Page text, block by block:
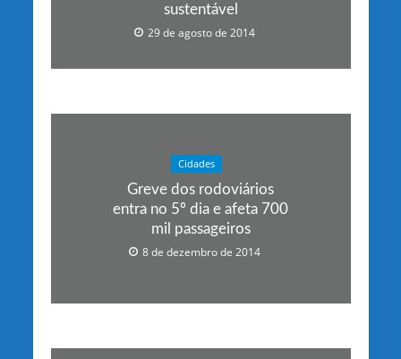
sustentável
29 de agosto de 2014
Cidades
Greve dos rodoviários
entra no 5º dia e afeta 700
mil passageiros
8 de dezembro de 2014